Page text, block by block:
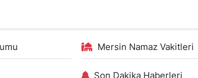
Mersin Namaz Vakitleri
Son Dakika Haberleri